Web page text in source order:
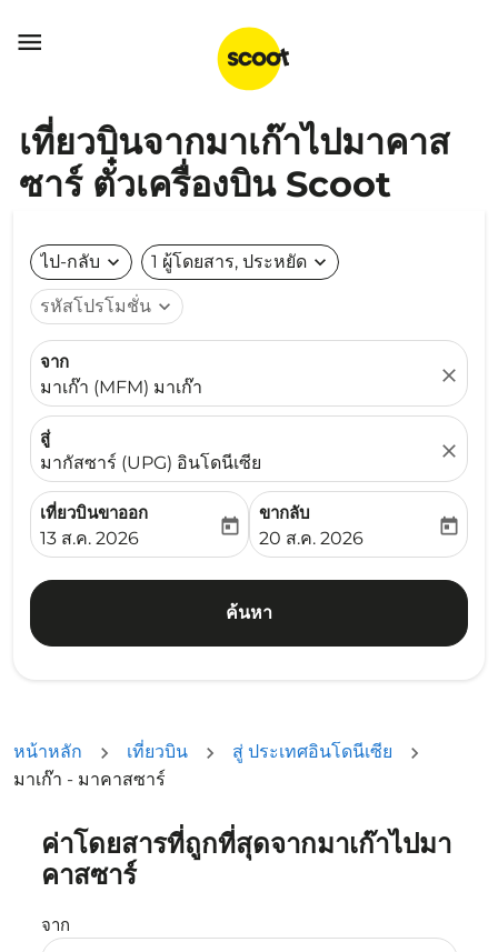

เที่ยวบินจากมาเก๊าไปมาคาส
ซาร์ ตั๋วเครื่องบิน Scoot
ไป-กลับ expand_more 1 ผู้โดยสาร, ประหยัด expand_more
รหัสโปรโมชั่น expand_more
จาก
มาเก๊า (MFM) มาเก๊า
close
สู่
มากัสซาร์ (UPG) อินโดนีเซีย
close
เที่ยวบินขาออก
fc-booking-departure-date-aria-label
13 ส.ค. 2026
today
ขากลับ
fc-booking-return-date-
20 ส.ค. 2026
today
ค้นหา
หน้าหลัก เที่ยวบิน
สู่ ประเทศอินโดนีเซีย
มาเก๊า - มาคาสซาร์
ค่าโดยสารที่ถูกที่สุดจากมาเก๊าไปมา
คาสซาร์
จาก
ลองอัปเดตเส้นทางของคุณ (ต้นทางและ/หรือปลายทาง) หรื